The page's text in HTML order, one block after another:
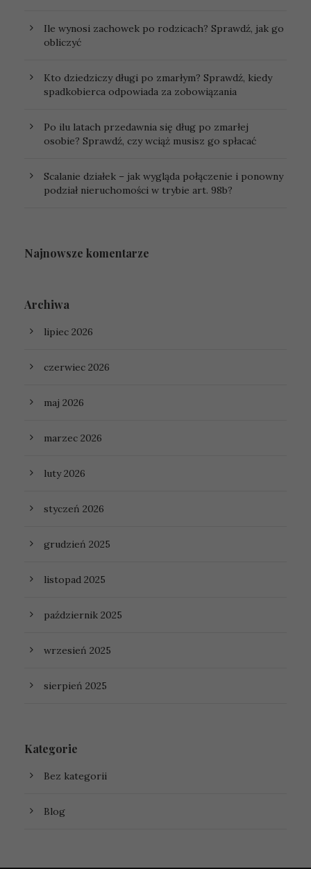
Ile wynosi zachowek po rodzicach? Sprawdź, jak go
obliczyć
Kto dziedziczy długi po zmarłym? Sprawdź, kiedy
spadkobierca odpowiada za zobowiązania
Po ilu latach przedawnia się dług po zmarłej
osobie? Sprawdź, czy wciąż musisz go spłacać
Scalanie działek – jak wygląda połączenie i ponowny
podział nieruchomości w trybie art. 98b?
Najnowsze komentarze
Archiwa
lipiec 2026
czerwiec 2026
maj 2026
marzec 2026
luty 2026
styczeń 2026
grudzień 2025
listopad 2025
październik 2025
wrzesień 2025
sierpień 2025
Kategorie
Bez kategorii
Blog